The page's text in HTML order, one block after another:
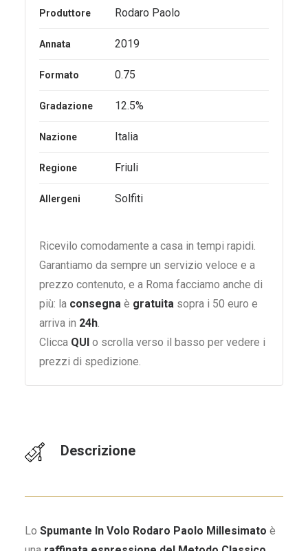
Produttore Rodaro Paolo
Annata 2019
Formato 0.75
Gradazione 12.5%
Nazione Italia
Regione Friuli
Allergeni Solfiti
Ricevilo comodamente a casa in tempi rapidi.
Garantiamo da sempre un servizio veloce e a
prezzo contenuto, e a Roma facciamo anche di
più: la consegna è gratuita sopra i 50 euro e
arriva in 24h.
Clicca QUI o scrolla verso il basso per vedere i
prezzi di spedizione.
Descrizione
Lo Spumante In Volo Rodaro Paolo Millesimato è